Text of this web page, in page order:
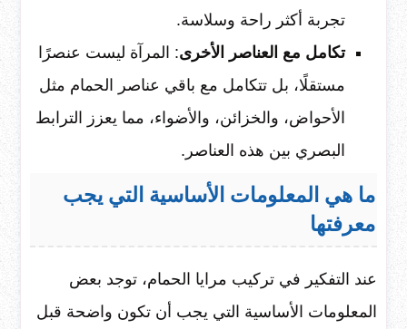
تجربة أكثر راحة وسلاسة.
تكامل مع العناصر الأخرى: المرآة ليست عنصرًا
مستقلًا، بل تتكامل مع باقي عناصر الحمام مثل
الأحواض، والخزائن، والأضواء، مما يعزز الترابط
البصري بين هذه العناصر.
ما هي المعلومات الأساسية التي يجب
معرفتها
عند التفكير في تركيب مرايا الحمام، توجد بعض
المعلومات الأساسية التي يجب أن تكون واضحة قبل